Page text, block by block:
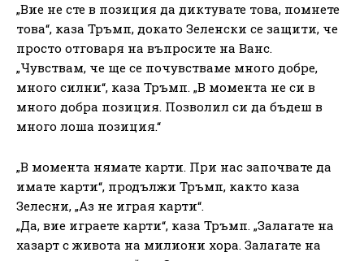
„Вие не сте в позиция да диктувате това, помнете
това“, каза Тръмп, докато Зеленски се защити, че
просто отговаря на въпросите на Ванс.
„Чувствам, че ще се почувстваме много добре,
много силни“, каза Тръмп. „В момента не си в
много добра позиция. Позволил си да бъдеш в
много лоша позиция.“
„В момента нямате карти. При нас започвате да
имате карти“, продължи Тръмп, както каза
Зелесни, „Аз не играя карти“.
„Да, вие играете карти“, каза Тръмп. „Залагате на
хазарт с живота на милиони хора. Залагате на